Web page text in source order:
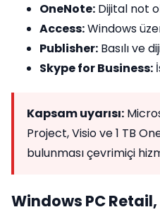
OneNote: Dijital not
Access:Windows
Publisher: Basılı ve
Skype for Business:
Kapsam uyarısı:
Project, Visio ve 1 TB
bulunması çevrimiçi
Windows PC